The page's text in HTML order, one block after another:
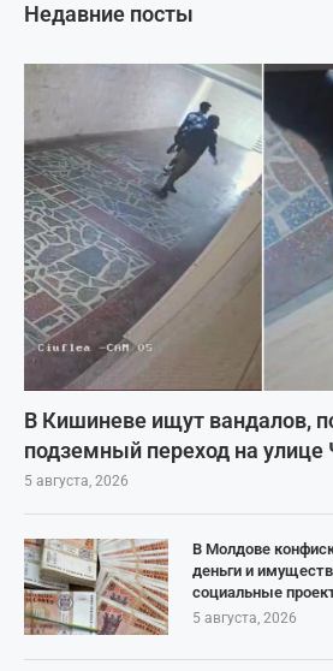
Недавние посты
В Кишиневе ищут вандалов,
подземный переход на улице
5 августа, 2026
В Молдове
деньги и
социальные
5 августа, 2026